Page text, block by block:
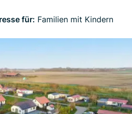
für: Familien mit Kindern